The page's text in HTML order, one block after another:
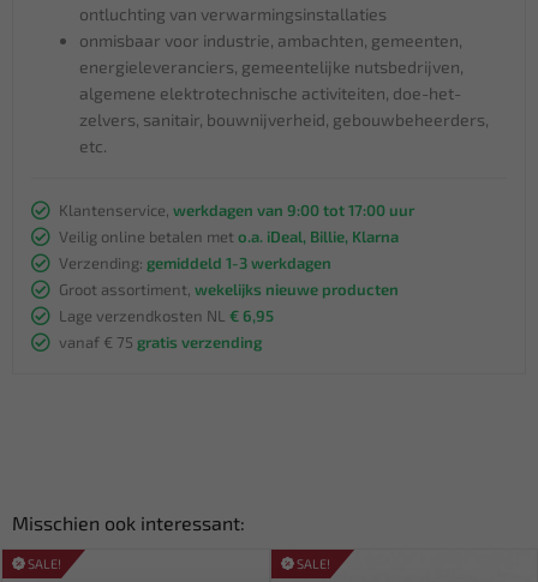
ontluchting van verwarmingsinstallaties
onmisbaar voor industrie, ambachten, gemeenten,
energieleveranciers, gemeentelijke nutsbedrijven,
algemene elektrotechnische activiteiten, doe-het-
zelvers, sanitair, bouwnijverheid, gebouwbeheerders,
etc.
Klantenservice, werkdagen van 9:00 tot 17:00 uur
Veilig online betalen met o.a. iDeal, Billie, Klarna
Verzending: gemiddeld 1-3 werkdagen
Groot assortiment, wekelijks nieuwe producten
Lage verzendkosten NL € 6,95
vanaf € 75 gratis verzending
Misschien ook interessant:
SALE! SALE!